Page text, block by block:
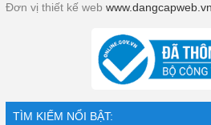
Đơn vị thiết kế web www.dangcapweb.vn
TÌM KIẾM NỔI BẬT: